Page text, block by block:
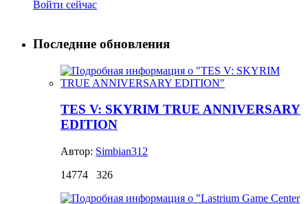
Войти сейчас
Последние обновления
TES V: SKYRIM TRUE ANNIVERSARY
EDITION
Автор: Simbian312
14774
326